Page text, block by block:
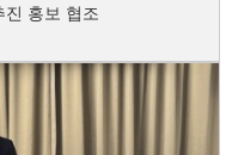
진 홍보 협조